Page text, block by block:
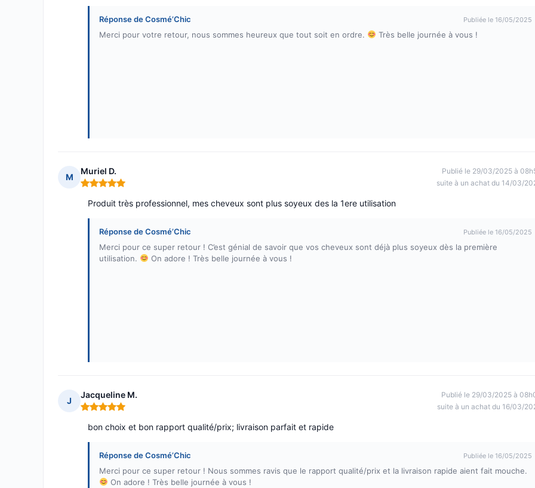
Réponse de Cosmé’Chic Publiée le 16/05/2025
Merci pour votre retour, nous sommes heureux que tout soit en ordre. Très belle journée à vous !
M
Muriel D.
Note : 5 sur 5
Publié le 29/03/2025 à
suite à un achat du 14/03/
Produit très professionnel, mes cheveux sont plus soyeux des la 1ere utilisation
Réponse de Cosmé’Chic Publiée le 16/05/2025
Merci pour ce super retour ! C’est génial de savoir que vos cheveux sont déjà plus soyeux dès la première
utilisation.
On adore ! Très belle journée à vous !
J
Jacqueline M.
Note : 5 sur 5
Publié le 29/03/2025 à
suite à un achat du 16/03/
bon choix et bon rapport qualité/prix; livraison parfait et rapide
Réponse de Cosmé’Chic Publiée le 16/05/2025
Merci pour ce super retour ! Nous sommes ravis que le rapport qualité/prix et la livraison rapide aient fait mouche.
On adore ! Très belle journée à vous !